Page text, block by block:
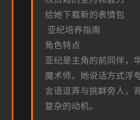
给她下载新的表情包
亚纪培养指南
角色特点
亚纪是主角的前同伴，
魔术师。她说话方式浮
言语逗弄与挑衅旁人，
复杂的动机。